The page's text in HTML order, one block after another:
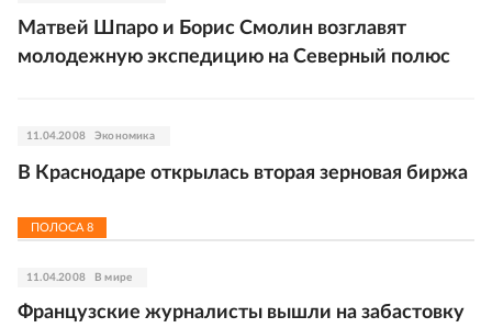
Матвей Шпаро и Борис Смолин возглавят
молодежную экспедицию на Северный полюс
11.04.2008 Экономика
В Краснодаре открылась вторая зерновая биржа
ПОЛОСА 8
11.04.2008 В мире
Французские журналисты вышли на забастовку